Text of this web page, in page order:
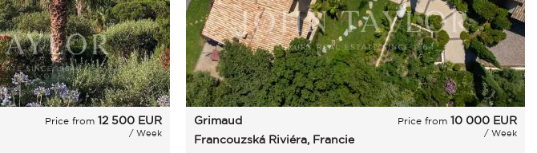
Price from 12 500 EUR
/ Week
Grimaud
Francouzská Riviéra, Francie
Price from 10 000 EUR
/ Week